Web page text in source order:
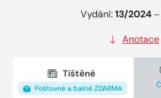
Vydání:13/2024 –
Anotace
Tištěné
Poštovné a balné ZDARMA